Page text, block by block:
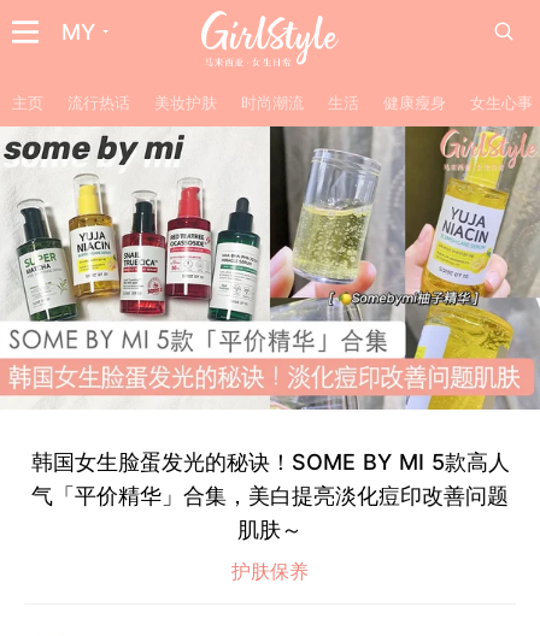
MY
主页 流行热话 美妆护肤 时尚潮流 生活 健康瘦身 女生心事
韩国女生脸蛋发光的秘诀！SOME BY MI 5款高人
气「平价精华」合集，美白提亮淡化痘印改善问题
肌肤～
护肤保养